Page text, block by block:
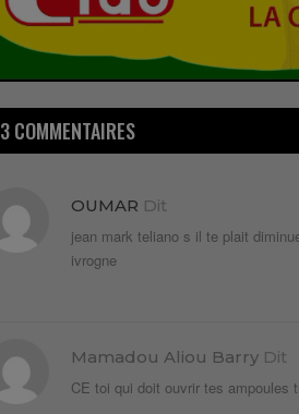
3 COMMENTAIRES
OUMAR Dit
jean mark teliano s il te plait
ivrogne
Mamadou Aliou Barry Dit
CE toi qui doit ouvrir tes ampoules